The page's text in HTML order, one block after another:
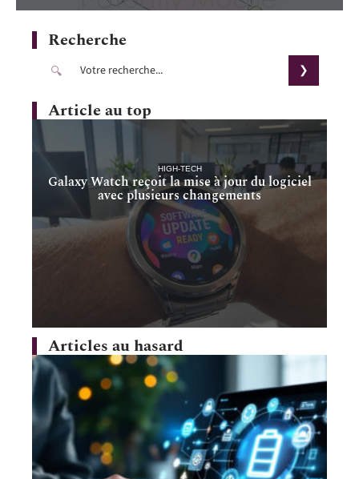
Recherche
Article au top
HIGH-TECH
Galaxy Watch reçoit la mise à jour du logiciel
avec plusieurs changements
Articles au hasard